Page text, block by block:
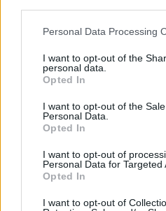
Please note that this website/
not limited to your visit or usage
grant or deny consent to
use your data for below
consent section.
Personal Data Processing
I want to opt-out of the
personal data.
Opted In
I want to opt-out of the
Personal Data.
Opted In
I want to opt-out of
Personal Data for Targeted
Opted In
I want to opt-out of
ΕΛΛΑΔΑ
20/04/2024 - 08:23
Πλημμυρισμένοι